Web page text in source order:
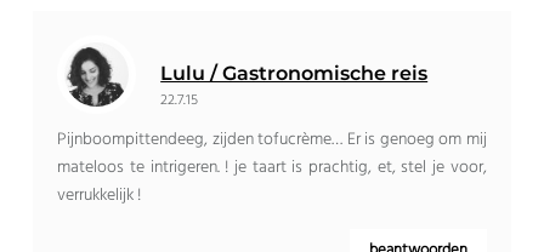
Lulu / Gastronomische reis
22.7.15
Pijnboompittendeeg, zijden tofucrème… Er is genoeg om mij
mateloos te intrigeren. ! je taart is prachtig, et, stel je voor,
verrukkelijk !